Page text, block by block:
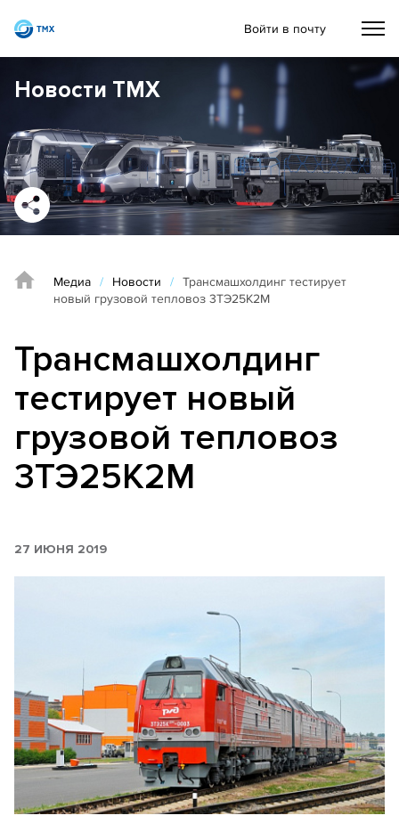
Войти в почту
Новости ТМХ
Медиа / Новости / Трансмашхолдинг тестирует
новый грузовой тепловоз 3ТЭ25К2М
Трансмашхолдинг
тестирует новый
грузовой тепловоз
3ТЭ25К2М
27 ИЮНЯ 2019